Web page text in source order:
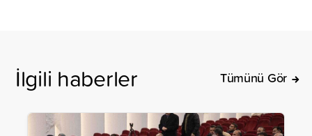
İlgili haberler Tümünü Gör